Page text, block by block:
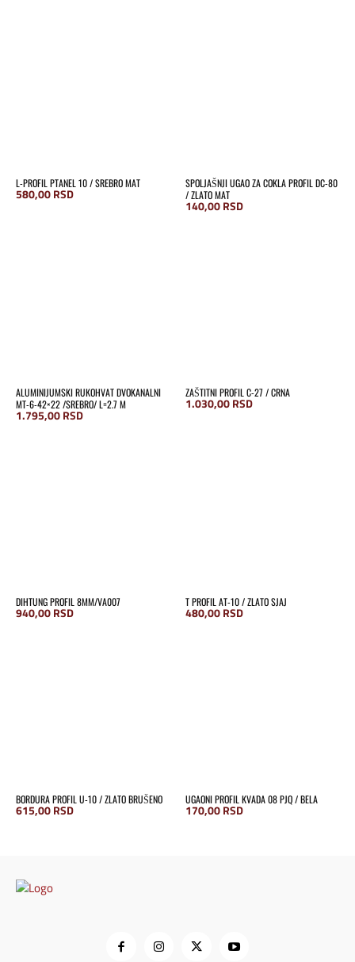
L-PROFIL PTANEL 10 / SREBRO MAT
580,00RSD
SPOLJAŠNJI UGAO ZA COKLA PROFIL DC-80
/ ZLATO MAT
140,00RSD
ALUMINIJUMSKI RUKOHVAT DVOKANALNI
MT-6-42×22 /SREBRO/ L=2.7 M
1.795,00RSD
ZAŠTITNI PROFIL C-27 / CRNA
1.030,00RSD
DIHTUNG PROFIL 8MM/VA007
940,00RSD
T PROFIL AT-10 / ZLATO SJAJ
480,00RSD
BORDURA PROFIL U-10 / ZLATO BRUŠENO
615,00RSD
UGAONI PROFIL KVADA 08 PJQ / BELA
170,00RSD